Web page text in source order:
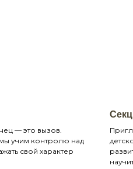
— это вызов.
учим контролю над
свой характер